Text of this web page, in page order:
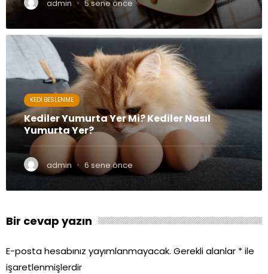
admin 5 sene önce
KEDI BESLENME
Kediler Yumurta Yer Mi? Kediler Nasıl
Yumurta Yer?
admin · 6 sene önce
Bir cevap yazın
E-posta hesabınız yayımlanmayacak. Gerekli alanlar *ile
işaretlenmişlerdir